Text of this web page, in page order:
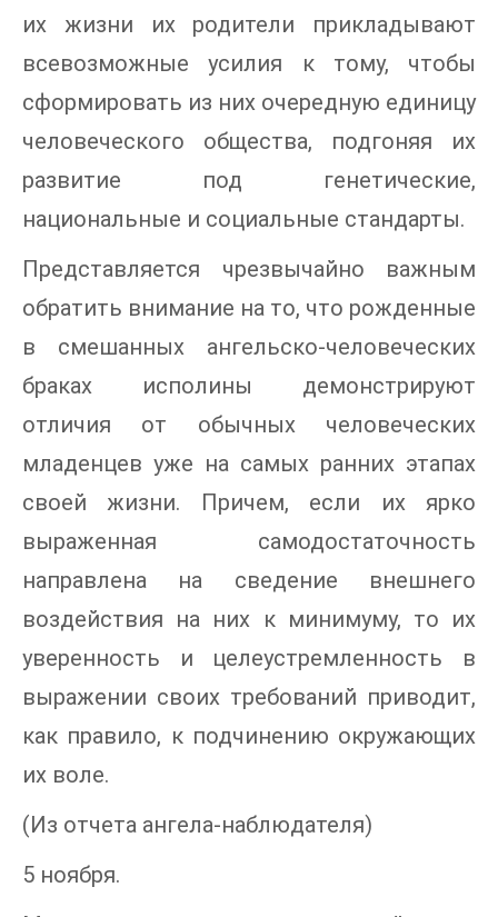
их жизни их родители прикладывают
всевозможные усилия к тому, чтобы
сформировать из них очередную единицу
человеческого общества, подгоняя их
развитие под генетические,
национальные и социальные стандарты.
Представляется чрезвычайно важным
обратить внимание на то, что рожденные
в смешанных ангельско-человеческих
браках исполины демонстрируют
отличия от обычных человеческих
младенцев уже на самых ранних этапах
своей жизни. Причем, если их ярко
выраженная самодостаточность
направлена на сведение внешнего
воздействия на них к минимуму, то их
уверенность и целеустремленность в
выражении своих требований приводит,
как правило, к подчинению окружающих
их воле.
(Из отчета ангела-наблюдателя)
5 ноября.